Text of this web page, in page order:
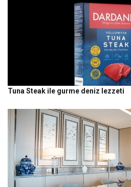
Tuna Steak ile gurme deniz lezzeti